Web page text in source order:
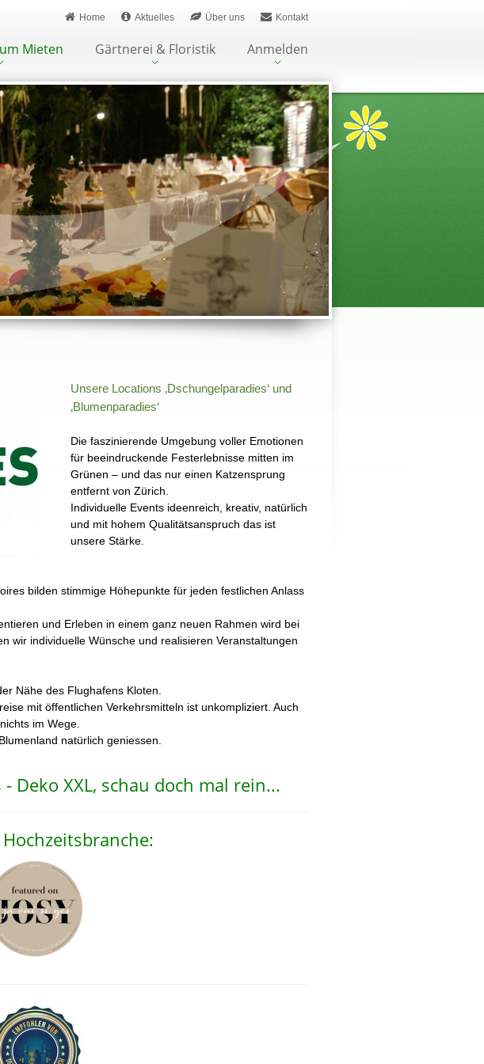
Mieten Gärtnerei & Floristik Anmelden
Home Aktuelles Über uns Kontakt
Unsere Locations ‚Dschungelparadies‘ und
‚Blumenparadies‘
Die faszinierende Umgebung voller Emotionen
für beeindruckende Festerlebnisse mitten im
Grünen – und das nur einen Katzensprung
entfernt von Zürich.
Individuelle Events ideenreich, kreativ, natürlich
und mit hohem Qualitätsanspruch das ist
unsere Stärke.
bilden stimmige Höhepunkte für jeden festlichen Anlass
und Erleben in einem ganz neuen Rahmen wird bei
wir individuelle Wünsche und realisieren Veranstaltungen
Nähe des Flughafens Kloten.
mit öffentlichen Verkehrsmitteln ist unkompliziert. Auch
im Wege.
natürlich geniessen.
Deko XXL, schau doch mal rein...